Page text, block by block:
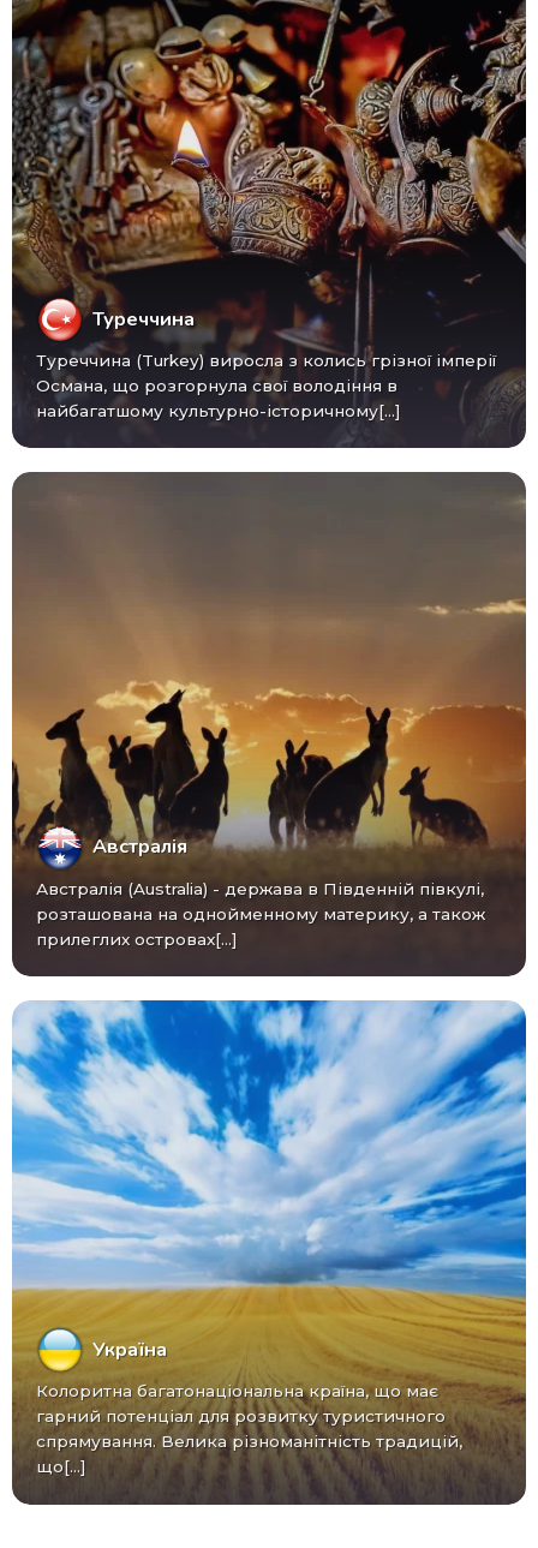
Туреччина
Туреччина (Turkey) виросла з колись грізної імперії
Османа, що розгорнула свої володіння в
найбагатшому культурно-історичному[...]
Австралія
Австралія (Australia) - ​​держава в Південній півкулі,
розташована на однойменному материку, а також
прилеглих островах[...]
Україна
Колоритна багатонаціональна країна, що має
гарний потенціал для розвитку туристичного
спрямування. Велика різноманітність традицій,
що[...]